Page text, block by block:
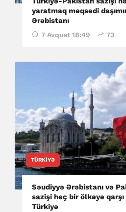
yaratmaq məqsədi
Ərəbistanı
7 Avqust 18:49 73
TÜRKIYƏ
Səudiyyə Ərəbistanı və
sazişi heç bir ölkəyə
Türkiyə